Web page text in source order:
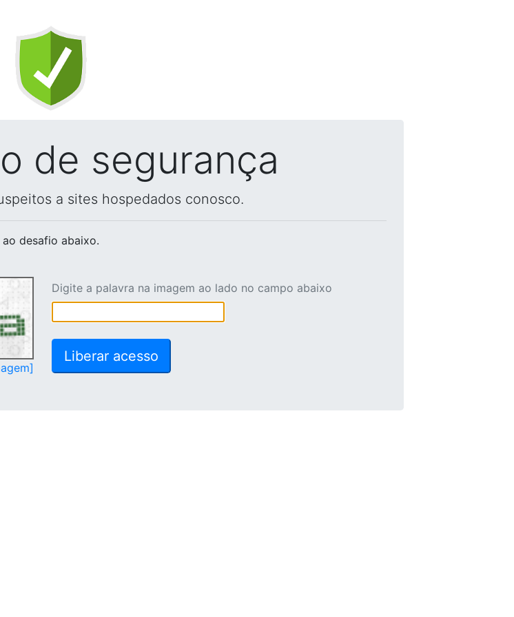
de segurança
a sites hospedados conosco.
desafio abaixo.
Digite a palavra na imagem ao lado no campo abaixo